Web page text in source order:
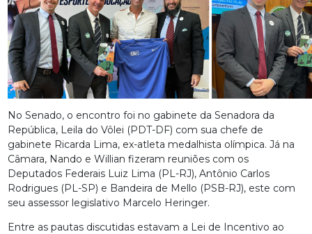
No Senado, o encontro foi no gabinete da Senadora da
República, Leila do Vôlei (PDT-DF) com sua chefe de
gabinete Ricarda Lima, ex-atleta medalhista olímpica. Já na
Câmara, Nando e Willian fizeram reuniões com os
Deputados Federais Luiz Lima (PL-RJ), Antônio Carlos
Rodrigues (PL-SP) e Bandeira de Mello (PSB-RJ), este com
seu assessor legislativo Marcelo Heringer.
Entre as pautas discutidas estavam a Lei de Incentivo ao